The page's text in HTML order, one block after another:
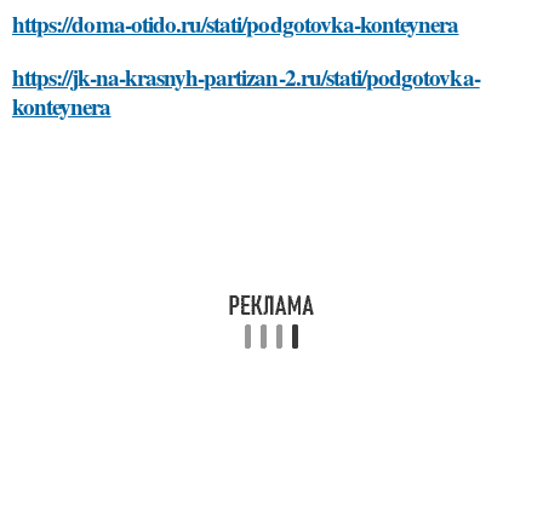
https://doma-otido.ru/stati/podgotovka-konteynera
https://jk-na-krasnyh-partizan-2.ru/stati/podgotovka-
konteynera